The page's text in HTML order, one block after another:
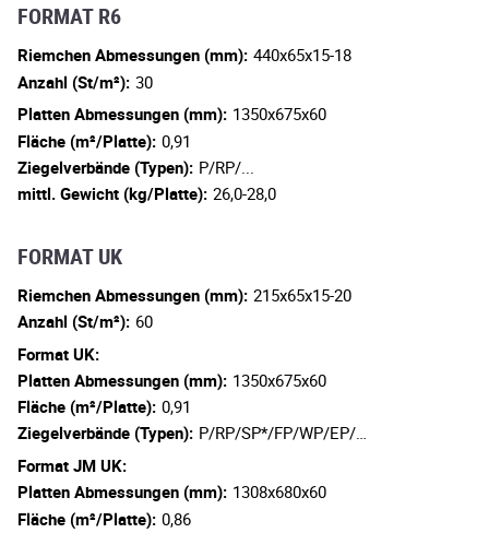
FORMAT R6
Riemchen Abmessungen (mm): 440x65x15-18
Anzahl (St/m²): 30
Platten Abmessungen (mm): 1350x675x60
Fläche (m²/Platte): 0,91
Ziegelverbände (Typen): P/RP/...
mittl. Gewicht (kg/Platte): 26,0-28,0
FORMAT UK
Riemchen Abmessungen (mm): 215x65x15-20
Anzahl (St/m²): 60
Format UK:
Platten Abmessungen (mm): 1350x675x60
Fläche (m²/Platte): 0,91
Ziegelverbände (Typen): P/RP/SP*/FP/WP/EP/…
Format JM UK:
Platten Abmessungen (mm): 1308x680x60
Fläche (m²/Platte): 0,86